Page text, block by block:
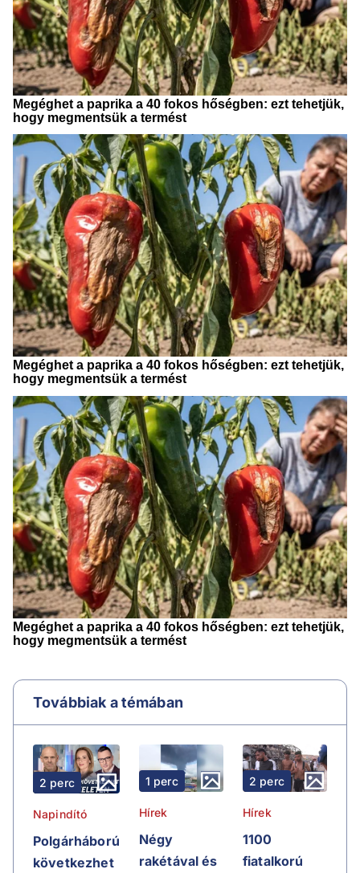
Továbbiak a témában
2 perc
Napindító
Polgárháború
következhet
1 perc
Hírek
Négy
rakétával és
2 perc
Hírek
1100
fiatalkorú